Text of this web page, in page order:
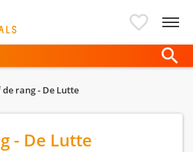
de rang - De Lutte
- De Lutte